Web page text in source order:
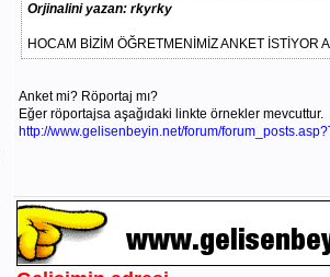
Orjinalini yazan: rkyrky
HOCAM BİZİM ÖĞRETMENİMİZ ANKET
Anket mi? Röportaj mı?
Eğer röportajsa aşağıdaki linkte örnekler mevcuttur.
http://www.gelisenbeyin.net/forum/